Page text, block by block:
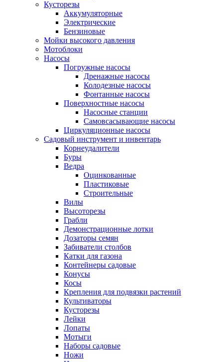
Кусторезы
Аккумуляторные
Электрические
Бензиновые
Мойки высокого давления
Мотоблоки
Насосы
Погружные насосы
Дренажные насосы
Колодезные насосы
Фонтанные насосы
Поверхностные насосы
Насосные станции
Самовсасывающие насосы
Циркуляционные насосы
Садовый инструмент и инвентарь
Корнеудалители
Буры
Ведра
Оцинкованные
Пластиковые
Строительные
Вилы
Высоторезы
Грабли
Демонстрационные лотки
Дозаторы семян
Забиватели столбов
Катки для газона
Контейнеры садовые
Конусы
Косы
Крепления для подвязки растений
Культиваторы
Кусторезы
Лейки
Лопаты
Мотыги
Наборы садовые
Ножи